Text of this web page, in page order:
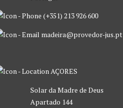
(+351) 213 926 600
madeira@provedor-jus.pt
AÇORES
Solar da Madre de Deus
Apartado 144